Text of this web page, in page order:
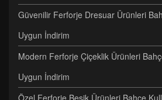
Güvenilir Ferforje Dresuar Ürünleri
Uygun İndirim
Modern Ferforje Çiçeklik Ürünleri
Uygun İndirim
Özel Ferforje Beşik Ürünleri Bahçe